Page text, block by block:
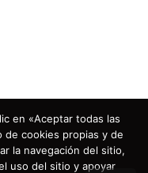
en «Aceptar todas las
de cookies propias y de
la navegación del sitio,
uso del sitio y apoyar